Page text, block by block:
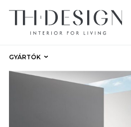
GYÁRTÓK